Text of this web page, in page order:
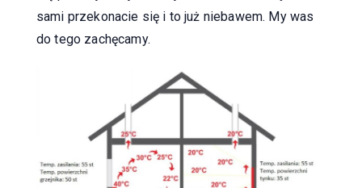
sami przekonacie się i to już niebawem. My was
do tego zachęcamy.